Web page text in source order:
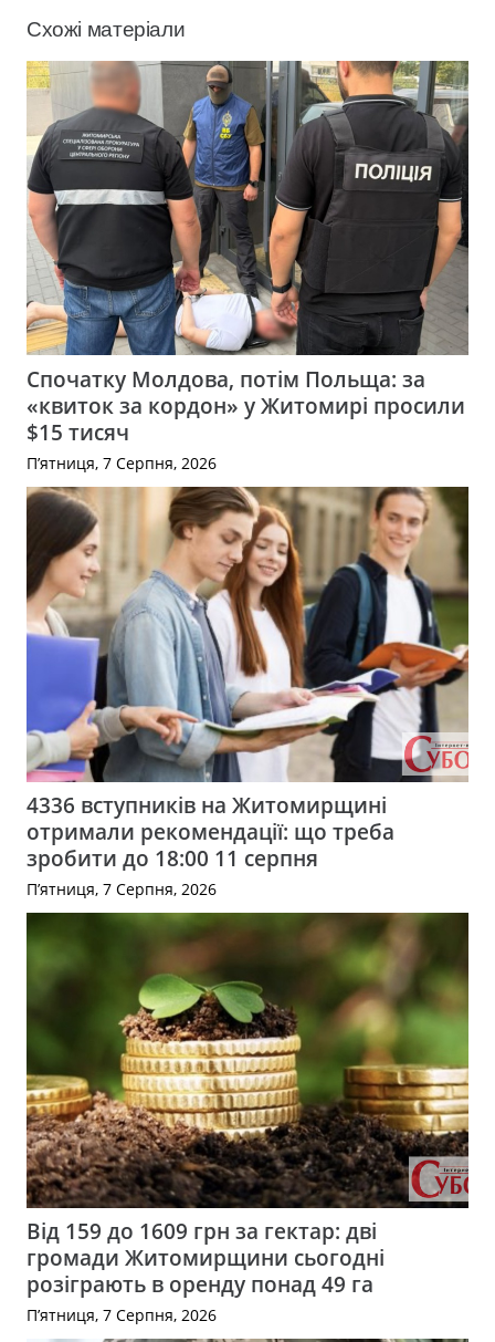
Схожі матеріали
Спочатку Молдова, потім Польща: за
«квиток за кордон» у Житомирі просили
$15 тисяч
П’ятниця, 7 Серпня, 2026
4336 вступників на Житомирщині
отримали рекомендації: що треба
зробити до 18:00 11 серпня
П’ятниця, 7 Серпня, 2026
Від 159 до 1609 грн за гектар: дві
громади Житомирщини сьогодні
розіграють в оренду понад 49 га
П’ятниця, 7 Серпня, 2026